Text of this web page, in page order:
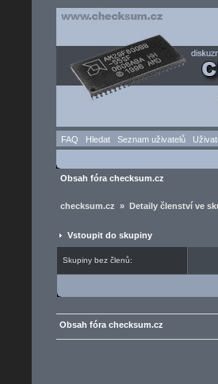
FAQ Hledat Seznam uživatelů
Obsah fóra checksum.cz
checksum.cz » Detaily členství ve
Vstoupit do skupiny
Skupiny bez členů:
Obsah fóra checksum.cz